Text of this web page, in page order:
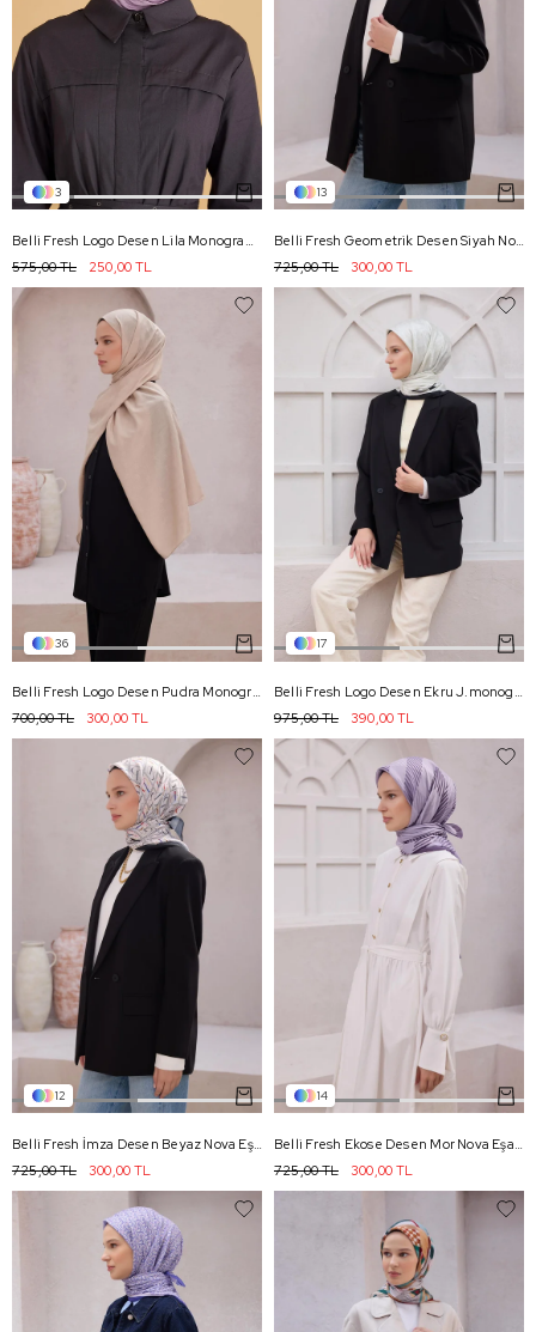
3
250,00 TL
575,00 TL
13
Belli Fresh Geometrik Desen Siyah Nova Eşarp 1010 - 04
300,00 TL
725,00 TL
36
Belli Fresh Logo Desen Pudra Monogram Şal 3 - 15
300,00 TL
700,00 TL
17
Belli Fresh Logo Desen Ekru J.monogram Eşarp - 02
390,00 TL
975,00 TL
12
Belli Fresh İmza Desen Beyaz Nova Eşarp 1013 - 02
300,00 TL
725,00 TL
14
300,00 TL
725,00 TL